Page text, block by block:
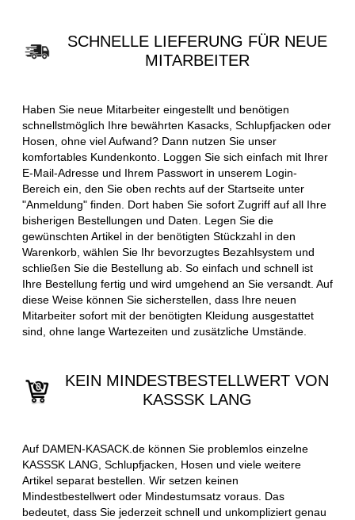
SCHNELLE LIEFERUNG FÜR NEUE
MITARBEITER
Haben Sie neue Mitarbeiter eingestellt und benötigen
schnellstmöglich Ihre bewährten Kasacks, Schlupfjacken oder
Hosen, ohne viel Aufwand? Dann nutzen Sie unser
komfortables Kundenkonto. Loggen Sie sich einfach mit Ihrer
E-Mail-Adresse und Ihrem Passwort in unserem Login-
Bereich ein, den Sie oben rechts auf der Startseite unter
"Anmeldung" finden. Dort haben Sie sofort Zugriff auf all Ihre
bisherigen Bestellungen und Daten. Legen Sie die
gewünschten Artikel in der benötigten Stückzahl in den
Warenkorb, wählen Sie Ihr bevorzugtes Bezahlsystem und
schließen Sie die Bestellung ab. So einfach und schnell ist
Ihre Bestellung fertig und wird umgehend an Sie versandt. Auf
diese Weise können Sie sicherstellen, dass Ihre neuen
Mitarbeiter sofort mit der benötigten Kleidung ausgestattet
sind, ohne lange Wartezeiten und zusätzliche Umstände.
KEIN MINDESTBESTELLWERT VON
KASSSK LANG
Auf DAMEN-KASACK.de können Sie problemlos einzelne
KASSSK LANG, Schlupfjacken, Hosen und viele weitere
Artikel separat bestellen. Wir setzen keinen
Mindestbestellwert oder Mindestumsatz voraus. Das
bedeutet, dass Sie jederzeit schnell und unkompliziert genau